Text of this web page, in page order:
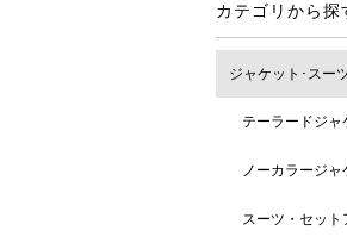
カテゴリから探
ジャケット･スー
テーラードジャ
ノーカラージャ
スーツ・セット